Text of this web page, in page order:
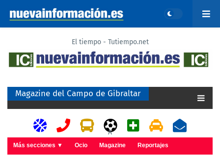
El tiempo - Tutiempo.net
Magazine del Campo de Gibraltar
A
Más secciones ▼ Ocio Magazine Reportajes